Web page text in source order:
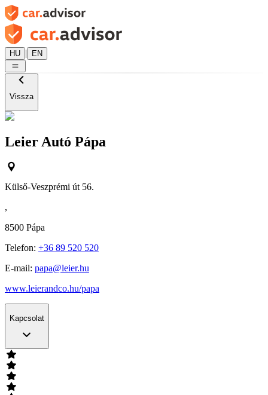
HU | EN
Vissza
Leier Autó Pápa
Külső-Veszprémi út 56.
,
8500 Pápa
Telefon: +36 89 520 520
E-mail: papa@leier.hu
www.leierandco.hu/papa
Kapcsolat